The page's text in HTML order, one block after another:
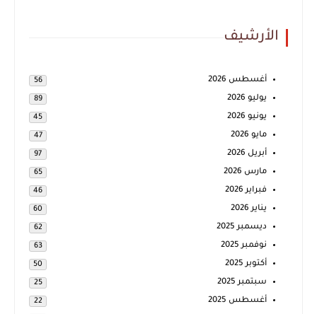
الأرشيف
أغسطس 2026 56
يوليو 2026 89
يونيو 2026 45
مايو 2026 47
أبريل 2026 97
مارس 2026 65
فبراير 2026 46
يناير 2026 60
ديسمبر 2025 62
نوفمبر 2025 63
أكتوبر 2025 50
سبتمبر 2025 25
أغسطس 2025 22